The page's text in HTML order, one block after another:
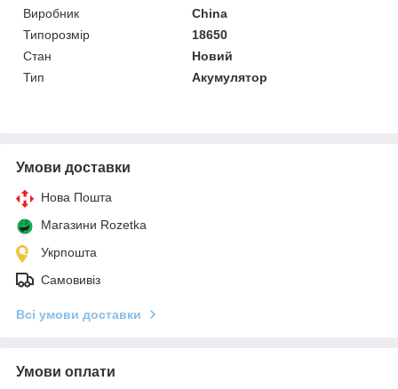
Виробник
China
Типорозмір
18650
Стан
Новий
Тип
Акумулятор
Умови доставки
Нова Пошта
Магазини Rozetka
Укрпошта
Самовивіз
Всі умови доставки
Умови оплати